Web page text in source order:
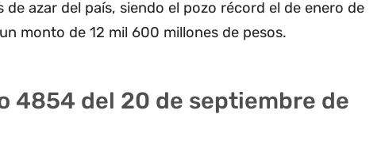
azar del país, siendo el pozo récord el de enero de
monto de 12 mil 600 millones de pesos.
4854 del 20 de septiembre de